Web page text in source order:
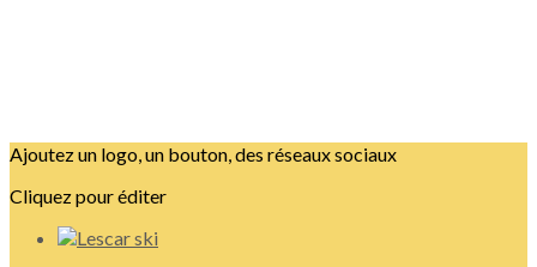
Ajoutez un logo, un bouton, des réseaux sociaux
Cliquez pour éditer